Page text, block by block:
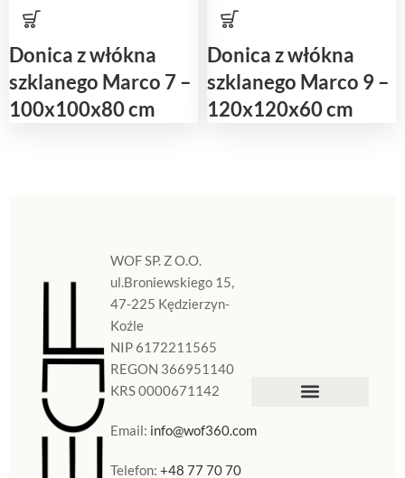
Donica z włókna
szklanego Marco 7 –
100x100x80 cm
Donica z włókna
szklanego Marco 9 –
120x120x60 cm
WOF SP. Z O.O.
ul.Broniewskiego 15,
47-225 Kędzierzyn-
Koźle
NIP 6172211565
REGON 366951140
KRS 0000671142
Email: info@wof360.com
Telefon:+48 77 70 70